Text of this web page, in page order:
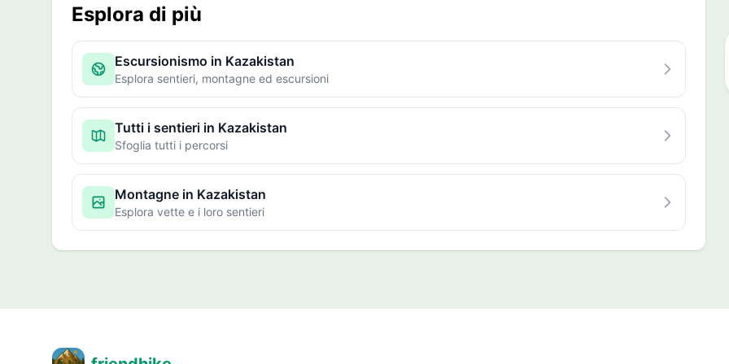
Esplora di più
Escursionismo in Kazakistan
Esplora sentieri, montagne ed escursioni
Tutti i sentieri in Kazakistan
Sfoglia tutti i percorsi
Montagne in Kazakistan
Esplora vette e i loro sentieri